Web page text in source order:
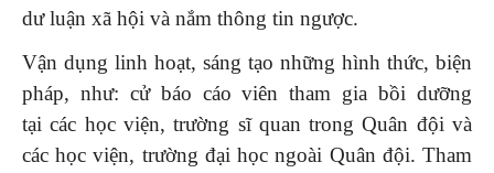
dư luận xã hội và nắm thông tin ngược.
Vận dụng linh hoạt, sáng tạo những hình thức, biện
pháp, như: cử báo cáo viên tham gia bồi dưỡng
tại các học viện, trường sĩ quan trong Quân đội và
các học viện, trường đại học ngoài Quân đội. Tham